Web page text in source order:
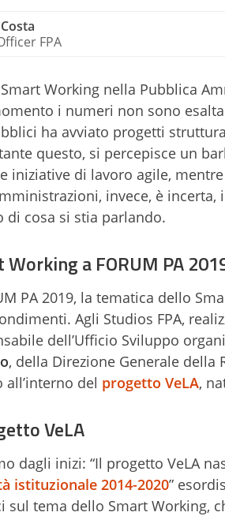
FPA
Working nella Pubblica
i numeri non sono
ha avviato progetti
questo, si percepisce un
iniziative di lavoro agile,
invece, è incerta,
di cosa si stia parlando.
Working a FORUM PA
PA 2019, la tematica dello
Agli Studios FPA,
dell’Ufficio Sviluppo
, della Direzione Generale della
all’interno del progetto VeLA,
VeLA
dagli inizi: “Il progetto VeLA
istituzionale 2014-2020”
sul tema dello Smart Working,